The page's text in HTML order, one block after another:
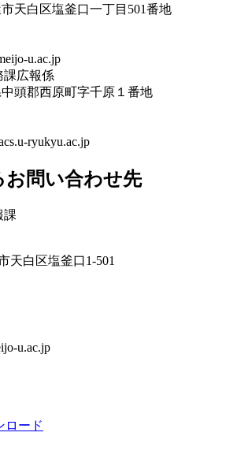
天白区塩釜口一丁目501番地
u.ac.jp
課広報係
頭郡西原町字千原１番地
ryukyu.ac.jp
お問い合わせ先
課
天白区塩釜口1-501
u.ac.jp
ロード